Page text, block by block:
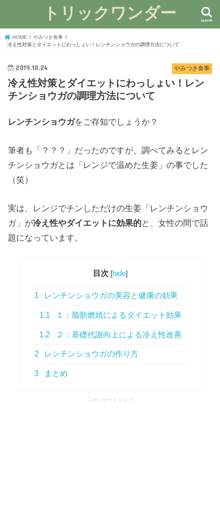
トリックワンダー search
HOME
やみつき食事
冷え性対策とダイエットにわっしょい！レンチンショウガの調理方法について
やみつき食事
2019.10.24
冷え性対策とダイエットにわっしょい！レン
チンショウガの調理方法について
レンチンショウガをご存知でしょうか？
筆者も「？？？」だったのですが、調べてみるとレン
チンショウガとは「レンジで温めた生姜」の事でした
（笑）
実は、レンジでチンしただけの生姜「レンチンショウ
ガ」が冷え性やダイエットに効果的と、女性の間で話
題になっています。
目次 [hide]
1 レンチンショウガの美容と健康の効果
1.1 １：脂肪燃焼によるダイエット効果
1.2 ２：基礎代謝向上による冷え性改善
2 レンチンショウガの作り方
3 まとめ
スポンサード リンク